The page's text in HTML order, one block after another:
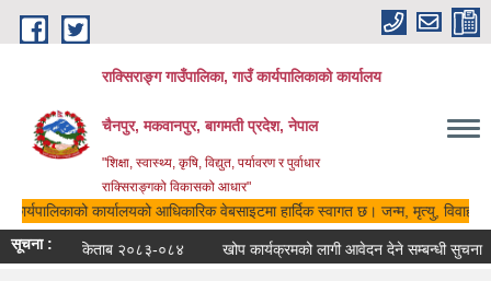
Skip to main content
राक्सिराङ्ग गाउँपालिका, गाउँ कार्यपालिकाको कार्यालय
चैनपुर, मकवानपुर, बागमती प्रदेश, नेपाल
"शिक्षा, स्वास्थ्य, कृषि, विद्युत, पर्यावरण र पुर्वाधार
राक्सिराङ्गको विकासको आधार"
कार्यपालिकाको कार्यालयको आधिकारिक वेबसाइटमा हार्दिक स्वागत छ। जन्म, मृत्यु,
सूचना :रातो किताब २०८३-०८४ खोप कार्यक्रमको लागी आवेदन देने सम्बन्धी सुचना ।